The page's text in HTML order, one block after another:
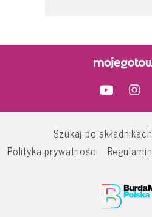
Szukaj po składnikach
Polityka prywatności
Regulamin